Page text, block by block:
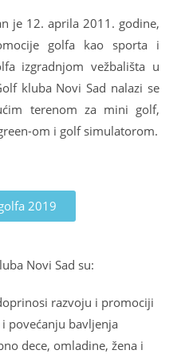
je 12. aprila 2011. godine,
golfa kao sporta i
izgradnjom vežbališta u
kluba Novi Sad nalazi se
terenom za mini golf,
om i golf simulatorom.
2019
Novi Sad su:
razvoju i promociji
povećanju bavljenja
dece, omladine, žena i